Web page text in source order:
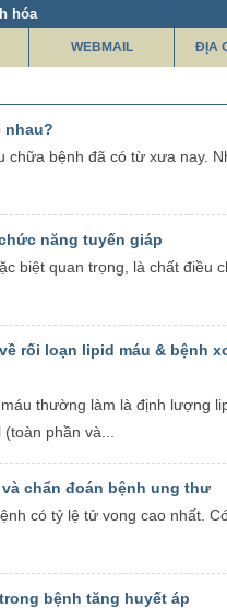
hóa
WEBMAIL ĐỊA
nhau?
chữa bệnh đã có từ xưa nay.
năng tuyến giáp
biệt quan trọng, là chất điều
rối loạn lipid máu & bệnh
thường làm là định lượng
phần và...
và chẩn đoán bệnh ung thư
có tỷ lệ tử vong cao nhất.
bệnh tăng huyết áp